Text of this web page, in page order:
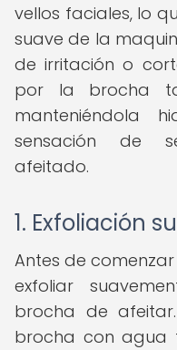
vellos faciales, lo
suave de la
de irritación o
por la brocha
manteniéndola
sensación de
afeitado.
1. Exfoliación
Antes de
exfoliar
brocha de
brocha con agua